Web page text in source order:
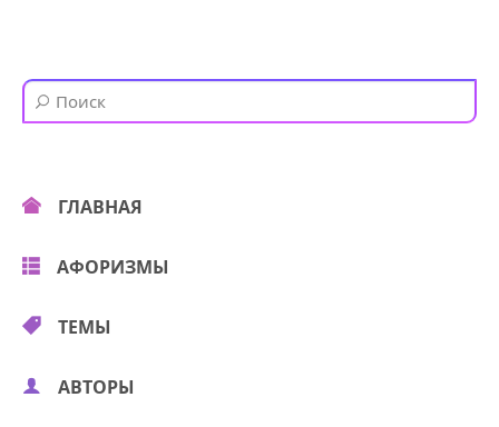
ГЛАВНАЯ
АФОРИЗМЫ
ТЕМЫ
АВТОРЫ